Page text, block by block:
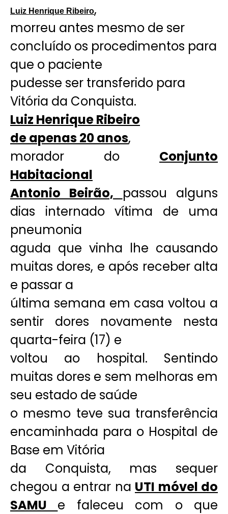
Luiz Henrique Ribeiro,
morreu antes mesmo de ser
concluído os procedimentos para
que o paciente
pudesse ser transferido para
Vitória da Conquista.
Luiz Henrique Ribeiro
de apenas 20 anos,
morador do Conjunto
Habitacional
Antonio Beirão, passou alguns
dias internado vítima de uma
pneumonia
aguda que vinha lhe causando
muitas dores, e após receber alta
e passar a
última semana em casa voltou a
sentir dores novamente nesta
quarta-feira (17) e
voltou ao hospital. Sentindo
muitas dores e sem melhoras em
seu estado de saúde
o mesmo teve sua transferência
encaminhada para o Hospital de
Base em Vitória
da Conquista, mas sequer
chegou a entrar na UTI móvel do
SAMU e faleceu com o que